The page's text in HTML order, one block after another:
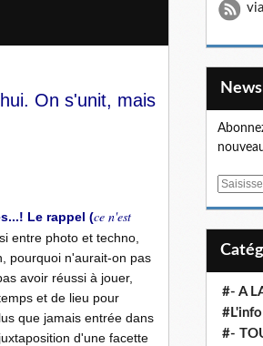
On s'unit, mais
Le rappel (ce n'est
entre photo et techno,
pourquoi n'aurait-on pas
avoir réussi à jouer,
et de lieu pour
que jamais entrée dans
d'une facette
E
#- A
#-